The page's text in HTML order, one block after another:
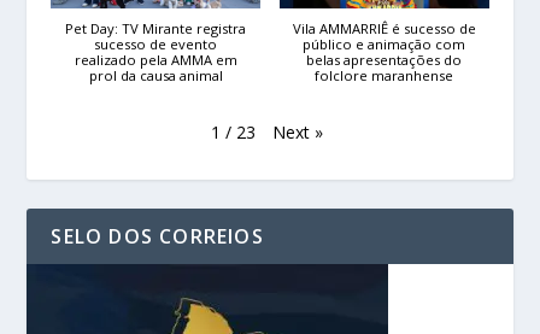
Pet Day: TV Mirante registra
sucesso de evento
realizado pela AMMA em
prol da causa animal
Vila AMMARRIÊ é sucesso de
público e animação com
belas apresentações do
folclore maranhense
1 / 23 Next »
SELO DOS CORREIOS